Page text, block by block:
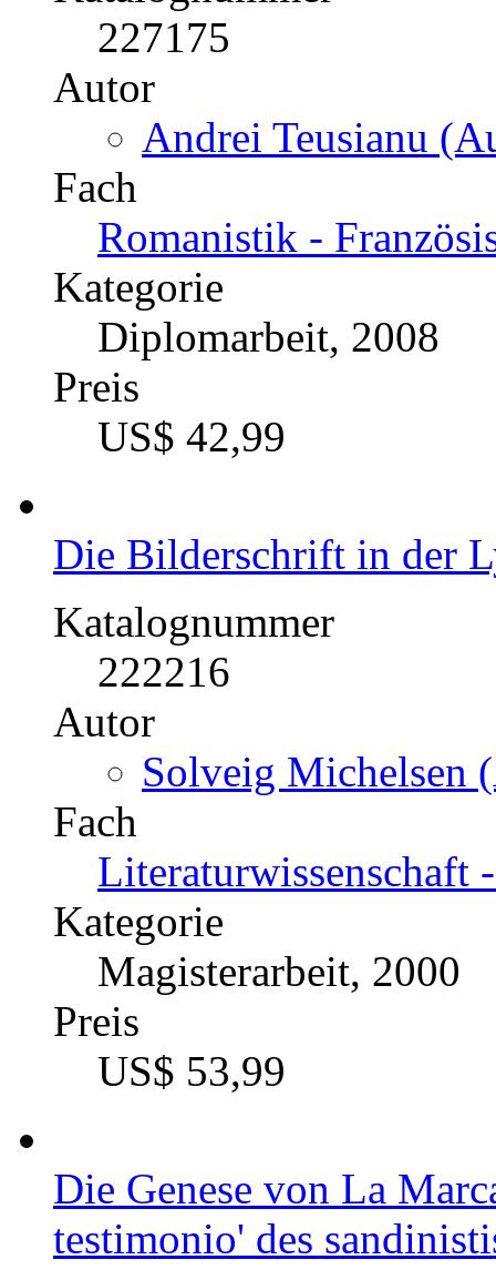
227175
Autor
Andrei Teusianu
Fach
Romanistik -
Kategorie
Diplomarbeit, 2008
Preis
US$ 42,99
Die Bilderschrift in der
Katalognummer
222216
Autor
Solveig Michelsen
Fach
Literaturwissenschaft
Kategorie
Magisterarbeit, 2000
Preis
US$ 53,99
Die Genese von La
testimonio' des